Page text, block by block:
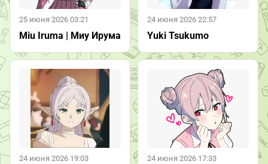
25 июня 2026 03:21
Miu Iruma | Миу Ирума
24 июня 2026 22:57
Yuki Tsukumo
24 июня 2026 19:03 24 июня 2026 17:33